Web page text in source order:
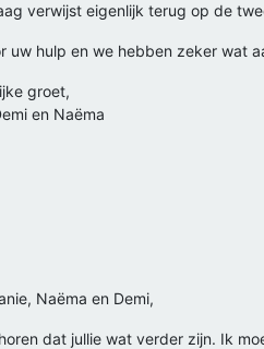
verwijst eigenlijk terug op de
uw hulp en we hebben zeker wat
groet,
en Naëma
Naëma en Demi,
dat jullie wat verder zijn. Ik